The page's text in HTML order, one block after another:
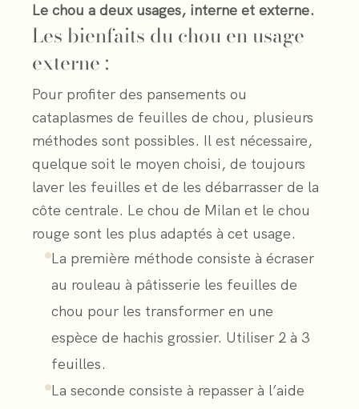
Le chou a deux usages, interne et externe.
Les bienfaits du chou en usage
externe :
Pour profiter des pansements ou
cataplasmes de feuilles de chou, plusieurs
méthodes sont possibles. Il est nécessaire,
quelque soit le moyen choisi, de toujours
laver les feuilles et de les débarrasser de la
côte centrale. Le chou de Milan et le chou
rouge sont les plus adaptés à cet usage.
La première méthode consiste à écraser
au rouleau à pâtisserie les feuilles de
chou pour les transformer en une
espèce de hachis grossier. Utiliser 2 à 3
feuilles.
La seconde consiste à repasser à l’aide